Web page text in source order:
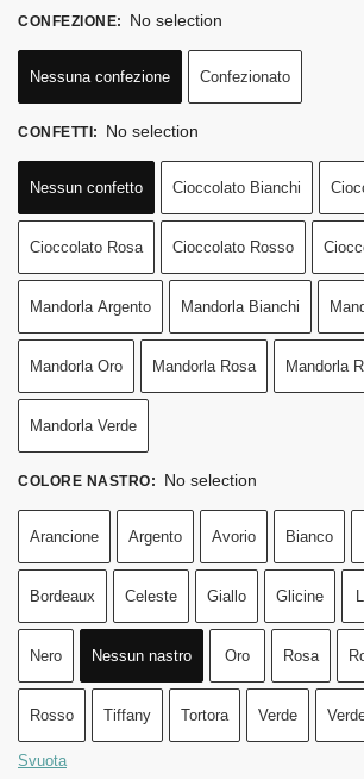
CONFEZIONE: No selection
Nessuna confezione Confezionato
CONFETTI: No selection
Nessun confetto Cioccolato Bianchi
Cioccolato Rosa Cioccolato Rosso
Mandorla Argento Mandorla Bianchi
Mandorla Oro Mandorla Rosa Mandorla
Mandorla Verde
COLORE NASTRO: No selection
Arancione Argento Avorio Bianco
Bordeaux Celeste Giallo Glicine
Nero Nessun nastro Oro Rosa
Rosso Tiffany Tortora Verde
Svuota